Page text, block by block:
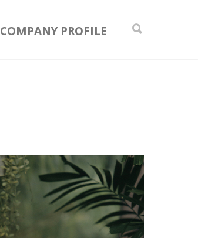
COMPANY PROFILE